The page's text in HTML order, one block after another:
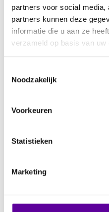
partners voor social
partners kunnen deze
informatie die u aan ze
verzameld op basis van
Noodzakelijk
Voorkeuren
Statistieken
Marketing